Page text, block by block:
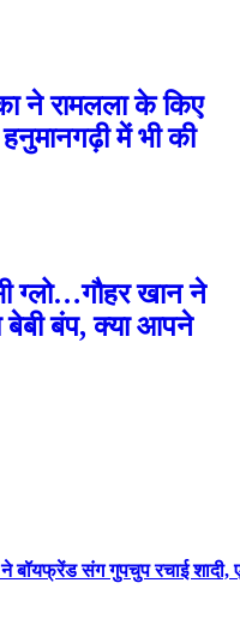
ने रामलला के किए
में भी की
ग्लो…गौहर खान ने
बंप, क्या आपने
बॉयफ्रेंड संग गुपचुप रचाई